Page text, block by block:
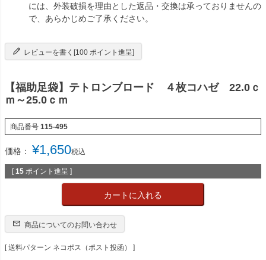
には、外装破損を理由とした返品・交換は承っておりませんの
で、あらかじめご了承ください。
レビューを書く[100 ポイント進呈]
【福助足袋】テトロンブロード ４枚コハゼ 22.0ｃ
ｍ～25.0ｃｍ
商品番号 115-495
価格： ¥1,650税込
[ 15 ポイント進呈 ]
カートに入れる
商品についてのお問い合わせ
送料パターン ネコポス（ポスト投函）